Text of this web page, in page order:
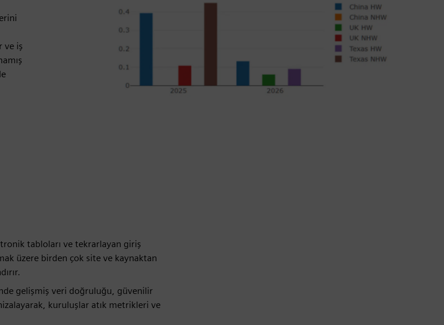
ve iş
tabloları ve tekrarlayan giriş
üzere birden çok site ve kaynaktan
gelişmiş veri doğruluğu, güvenilir
kuruluşlar atık metrikleri ve